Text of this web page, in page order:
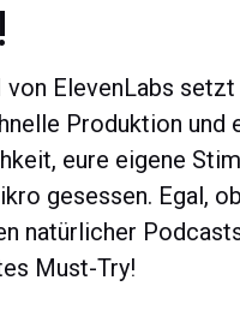
von ElevenLabs
Produktion und
eure eigene
gesessen. Egal,
natürlicher
Must-Try!